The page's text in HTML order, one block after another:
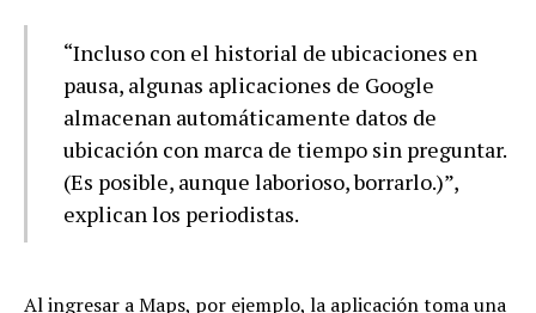
“Incluso con el historial de ubicaciones en
pausa, algunas aplicaciones de Google
almacenan automáticamente datos de
ubicación con marca de tiempo sin preguntar.
(Es posible, aunque laborioso, borrarlo.)”,
explican los periodistas.
Al ingresar a Maps, por ejemplo, la aplicación toma una